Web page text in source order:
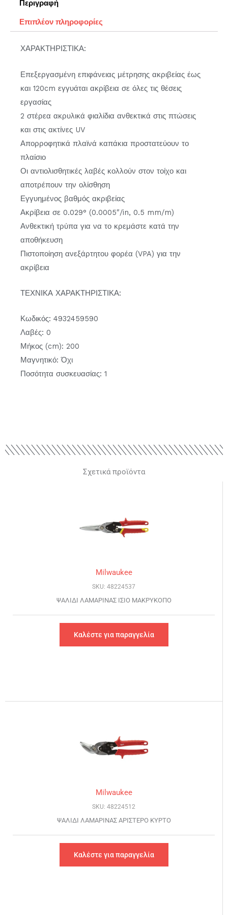
Περιγραφή
Επιπλέον πληροφορίες
ΧΑΡΑΚΤΗΡΙΣΤΙΚΑ:
Επεξεργασμένη επιφάνειας μέτρησης ακριβείας έως
και 120cm εγγυάται ακρίβεια σε όλες τις θέσεις
εργασίας
2 στέρεα ακρυλικά φιαλίδια ανθεκτικά στις πτώσεις
και στις ακτίνες UV
Απορροφητικά πλαϊνά καπάκια προστατεύουν το
πλαίσιο
Οι αντιολισθητικές λαβές κολλούν στον τοίχο και
αποτρέπουν την ολίσθηση
Εγγυημένος βαθμός ακριβείας
Ακρίβεια σε 0.029° (0.0005″/in, 0.5 mm/m)
Ανθεκτική τρύπα για να το κρεμάστε κατά την
αποθήκευση
Πιστοποίηση ανεξάρτητου φορέα (VPA) για την
ακρίβεια
ΤΕΧΝΙΚΑ ΧΑΡΑΚΤΗΡΙΣΤΙΚΑ:
Κωδικός: 4932459590
Λαβές: 0
Μήκος (cm): 200
Μαγνητικό: Όχι
Ποσότητα συσκευασίας: 1
Σχετικά προϊόντα
Milwaukee
SKU: 48224537
ΨΑΛΙΔΙ ΛΑΜΑΡΙΝΑΣ ΙΣΙΟ ΜΑΚΡΥΚΟΠΟ
Καλέστε για παραγγελία
Milwaukee
SKU: 48224512
ΨΑΛΙΔΙ ΛΑΜΑΡΙΝΑΣ ΑΡΙΣΤΕΡΟ ΚΥΡΤΟ
Καλέστε για παραγγελία